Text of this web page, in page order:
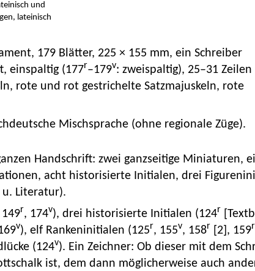
und
lateinisch
179 Blätter, 225 × 155 mm, ein Schreiber
einspaltig (177r–179v: zweispaltig), 25–31
rote und rot gestrichelte Satzmajuskeln, rote
Mischsprache (ohne regionale Züge).
Handschrift: zwei ganzseitige Miniaturen,
acht historisierte Initialen, drei
Literatur).
149r, 174v), drei historisierte Initialen (124r
v), elf Rankeninitialen (125r, 155v, 158r [2], 159r
(124v). Ein Zeichner: Ob dieser mit dem
ist, dem dann möglicherweise auch